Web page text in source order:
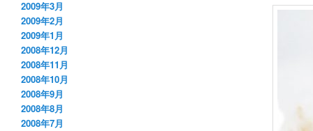
2009年3月
2009年2月
2009年1月
2008年12月
2008年11月
2008年10月
2008年9月
2008年8月
2008年7月